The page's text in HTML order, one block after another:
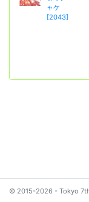
ャケ
[2043]
© 2015-2026 - Tokyo 7th